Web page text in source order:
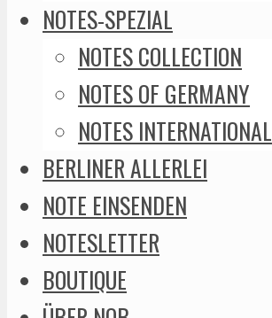
NOTES-SPEZIAL
NOTES COLLECTION
NOTES OF GERMANY
NOTES INTERNATIONAL
BERLINER ALLERLEI
NOTE EINSENDEN
NOTESLETTER
BOUTIQUE